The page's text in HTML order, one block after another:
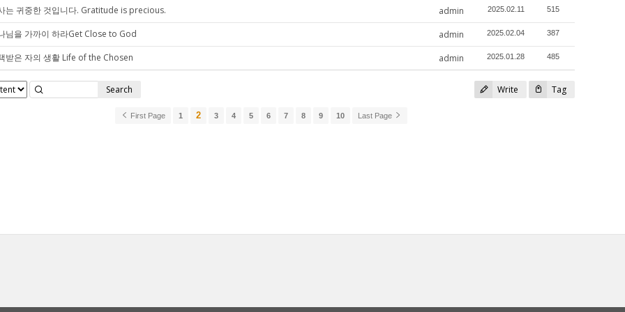
는 귀중한 것입니다. Gratitude is precious. admin 2025.02.11 515
님을 가까이 하라Get Close to God admin 2025.02.04 387
받은 자의 생활 Life of the Chosen admin 2025.01.28 485
Write Tag
Search
First Page 1 2 3 4 5 6 7 8 9 10 Last Page